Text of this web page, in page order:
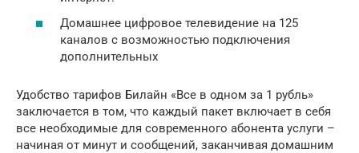
Домашнее цифровое телевидение на 125
каналов с возможностью подключения
дополнительных
Удобство тарифов Билайн «Все в одном за 1 рубль»
заключается в том, что каждый пакет включает в себя
все необходимые для современного абонента услуги –
начиная от минут и сообщений, заканчивая домашним